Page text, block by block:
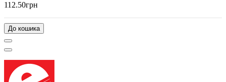
112.50грн
До кошика